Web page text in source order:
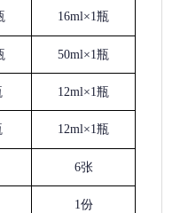
16ml×1瓶
50ml×1瓶
12ml×1瓶
12ml×1瓶
6张
1份